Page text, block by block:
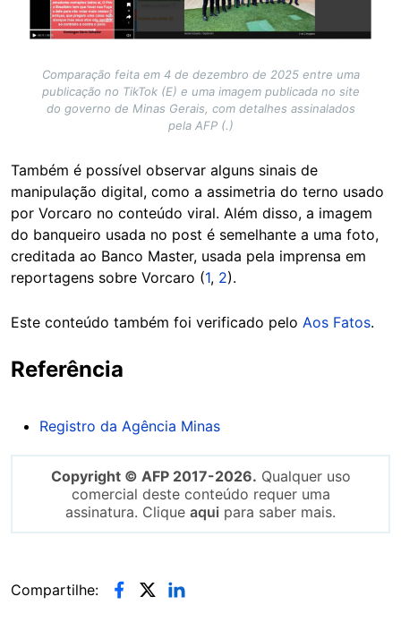
Comparação feita em 4 de dezembro de 2025 entre uma
publicação no TikTok (E) e uma imagem publicada no site
do governo de Minas Gerais, com detalhes assinalados
pela AFP (.)
Também é possível observar alguns sinais de
manipulação digital, como a assimetria do terno usado
por Vorcaro no conteúdo viral. Além disso, a imagem
do banqueiro usada no post é semelhante a uma foto,
creditada ao Banco Master, usada pela imprensa em
reportagens sobre Vorcaro (1, 2).
Este conteúdo também foi verificado pelo Aos Fatos.
Referência
Registro da Agência Minas
Copyright © AFP 2017-2026. Qualquer uso
comercial deste conteúdo requer uma
assinatura. Clique aqui para saber mais.
Compartilhe: